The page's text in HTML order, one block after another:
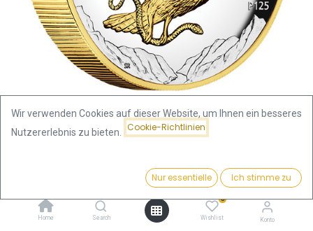
Preis:
385,33€ Kaufen
Home Search
0
Wishlist Konto
Australien Kookaburra 2 Unzen Silbermünze 2024
teilvergoldet - Proof / High Relief | differenzbesteuert
Wir verwenden Cookies auf dieser Website, um Ihnen ein besseres
Nutzererlebnis zu bieten.
Cookie-Richtlinien
Nur essentielle Ich stimme zu